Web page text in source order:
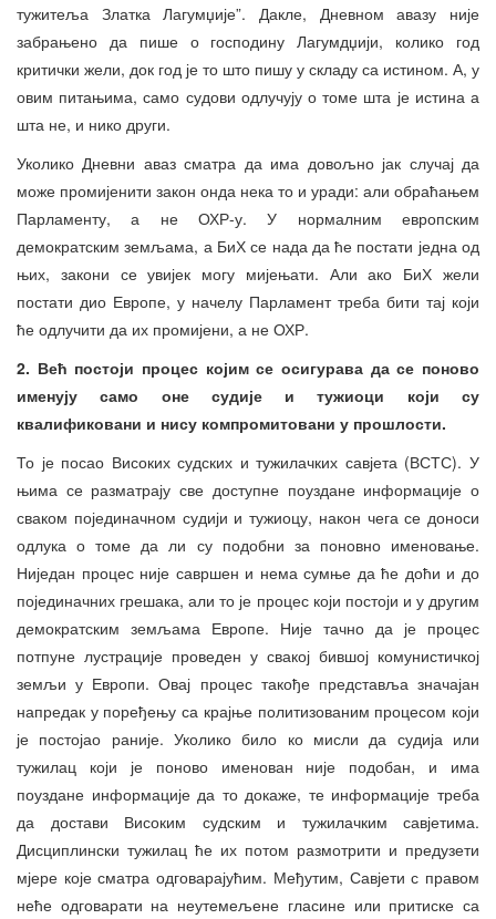
тужитеља Златка Лагумџије”. Дакле, Дневном авазу није
забрањено да пише о господину Лагумдџији, колико год
критички жели, док год је то што пишу у складу са истином. А, у
овим питањима, само судови одлучују о томе шта је истина а
шта не, и нико други.
Уколико Дневни аваз сматра да има довољно јак случај да
може промијенити закон онда нека то и уради: али обраћањем
Парламенту, а не ОХР-у. У нормалним европским
демократским земљама, а БиХ се нада да ће постати једна од
њих, закони се увијек могу мијењати. Али ако БиХ жели
постати дио Европе, у начелу Парламент треба бити тај који
ће одлучити да их промијени, а не ОХР.
2. Већ постоји процес којим се осигурава да се поново
именују само оне судије и тужиоци који су
квалификовани и нису компромитовани у прошлости.
То је посао Високих судских и тужилачких савјета (ВСТС). У
њима се разматрају све доступне поуздане информације о
сваком појединачном судији и тужиоцу, након чега се доноси
одлука о томе да ли су подобни за поновно именовање.
Ниједан процес није савршен и нема сумње да ће доћи и до
појединачних грешака, али то је процес који постоји и у другим
демократским земљама Европе. Није тачно да је процес
потпуне лустрације проведен у свакој бившој комунистичкој
земљи у Европи. Овај процес такође представља значајан
напредак у поређењу са крајње политизованим процесом који
је постојао раније. Уколико било ко мисли да судија или
тужилац који је поново именован није подобан, и има
поуздане информације да то докаже, те информације треба
да достави Високим судским и тужилачким савјетима.
Дисциплински тужилац ће их потом размотрити и предузети
мјере које сматра одговарајућим. Међутим, Савјети с правом
неће одговарати на неутемељене гласине или притиске са